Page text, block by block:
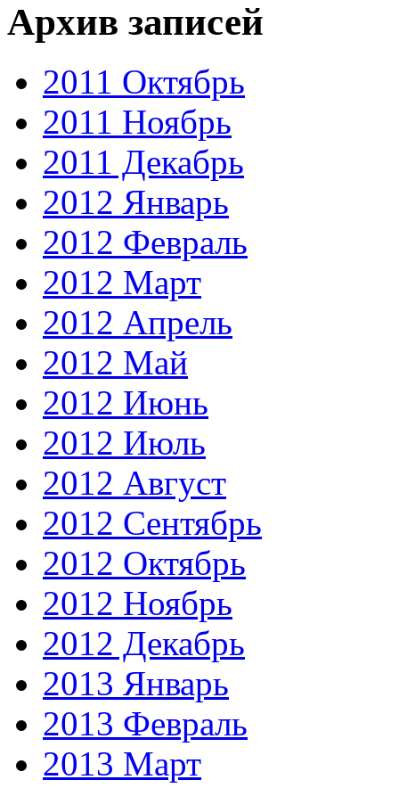
Архив записей
2011 Октябрь
2011 Ноябрь
2011 Декабрь
2012 Январь
2012 Февраль
2012 Март
2012 Апрель
2012 Май
2012 Июнь
2012 Июль
2012 Август
2012 Сентябрь
2012 Октябрь
2012 Ноябрь
2012 Декабрь
2013 Январь
2013 Февраль
2013 Март